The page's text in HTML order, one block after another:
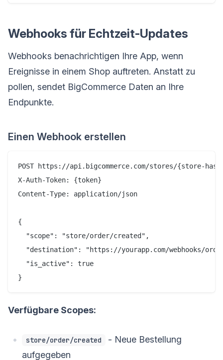
Webhooks für Echtzeit-Updates
Webhooks benachrichtigen Ihre App, wenn
Ereignisse in einem Shop auftreten. Anstatt zu
pollen, sendet BigCommerce Daten an Ihre
Endpunkte.
Einen Webhook erstellen
POST https://api.bigcommerce.com/stores/{store-
X-Auth-Token: {token}
Content-Type: application/json
{
  "scope": "store/order/created",
"destination": "https://yourapp.com/webhooks/
  "is_active": true
Verfügbare Scopes:
store/order/created
- Neue Bestellung
aufgegeben